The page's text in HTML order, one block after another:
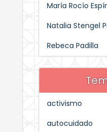
María Rocío
Natalia Stengel
Rebeca Padilla
activismo
autocuidado